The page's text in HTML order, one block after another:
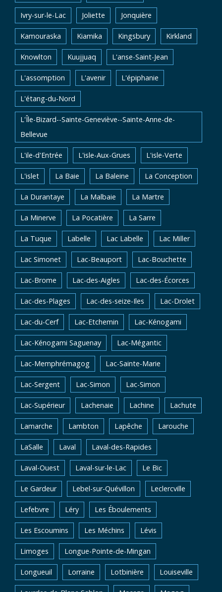
Ivry-sur-le-Lac Joliette Jonquière
Kamouraska Kiamika Kingsbury Kirkland
Knowlton Kuujjuaq L'anse-Saint-Jean
L'assomption L'avenir L'épiphanie
L'étang-du-Nord
L'Île-Bizard--Sainte-Geneviève--Sainte-Anne-de-
Bellevue
L'ile-d'Entrée L'isle-Aux-Grues L'isle-Verte
L'islet La Baie La Baleine La Conception
La Durantaye La Malbaie La Martre
La Minerve La Pocatière La Sarre
La Tuque Labelle Lac Labelle Lac Miller
Lac Simonet Lac-Beauport Lac-Bouchette
Lac-Brome Lac-des-Aigles Lac-des-Écorces
Lac-des-Plages Lac-des-seize-Iles Lac-Drolet
Lac-du-Cerf Lac-Etchemin Lac-Kénogami
Lac-Kénogami Saguenay Lac-Mégantic
Lac-Memphrémagog Lac-Sainte-Marie
Lac-Sergent Lac-Simon Lac-Simon
Lac-Supérieur Lachenaie Lachine Lachute
Lamarche Lambton Lapêche Larouche
LaSalle Laval Laval-des-Rapides
Laval-Ouest Laval-sur-le-Lac Le Bic
Le Gardeur Lebel-sur-Quévillon Leclercville
Lefebvre Léry Les Éboulements
Les Escoumins Les Méchins Lévis
Limoges Longue-Pointe-de-Mingan
Longueuil Lorraine Lotbinière Louiseville